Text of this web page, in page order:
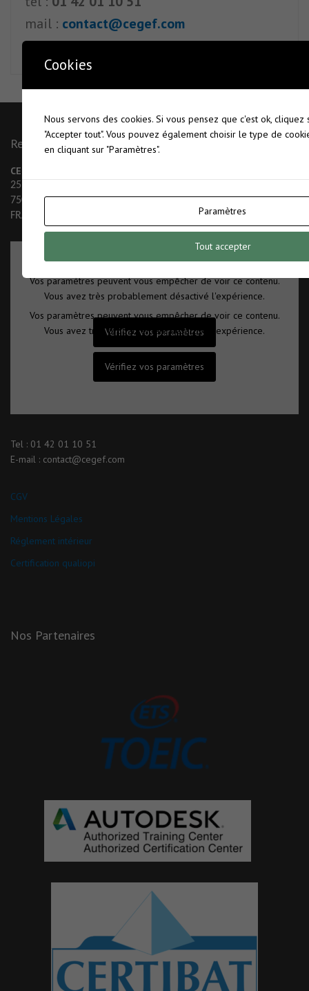
mail : contact@cegef.com
Demande de renseignements
Retrouvez Nous
CEGEF
25 allée Rose Dieng-Kuntz
75019 Paris
FRANCE
Vos paramètres peuvent vous empêcher de voir ce contenu.
Vous avez très probablement désactivé l'expérience.
Vérifiez vos paramètres
Vos paramètres peuvent vous empêcher de voir ce contenu.
Vous avez très probablement désactivé l'expérience.
Vérifiez vos paramètres
Tel : 01 42 01 10 51
E-mail : contact@cegef.com
CGV
Mentions Légales
Réglement intérieur
Certification qualiopi
Nos Partenaires
Cookies
Nous servons des cookies. Si vous pensez que c'est ok, cliquez
"Accepter tout". Vous pouvez également choisir le type de
en cliquant sur "Paramètres".
Paramètres
Tout accepter